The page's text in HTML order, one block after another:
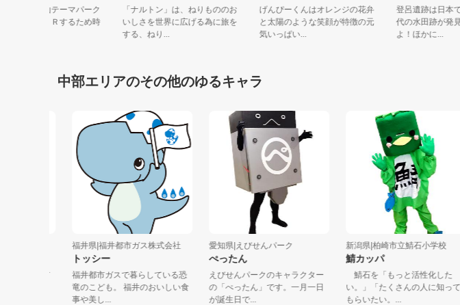
御殿場市の富士山テーマパーク
「樹空の森」をＰＲするため時
「ナルトン」は、ねりもののお
いしさを世界に広げる為に旅を
する、ねり...
げんぴーくんはオレンジの花弁
と太陽のような笑顔が特徴の元
気いっぱい...
登呂遺跡は
代の水田跡
よ！ほかに...
中部エリアのその他のゆるキャラ
福井県|福井都市ガス株式会社
トッシー
福井都市ガスで暮らしている恐
竜のこども。 福井のおいしい食
事や美し...
愛知県|えびせんパーク
ぺったん
えびせんパークのキャラクター
の「ぺったん」です。一月一日
が誕生日で...
新潟県|柏崎市立鯖石小学校
鯖カッパ
鯖石を「もっと活性化した
い。」「たくさんの人に知って
もらいたい。...